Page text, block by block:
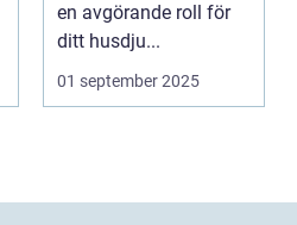
en avgörande roll för
ditt husdju...
01 september 2025